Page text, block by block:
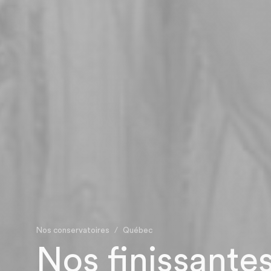
Nos conservatoires Québec
Nos